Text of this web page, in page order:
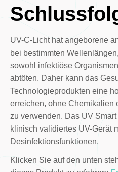
UV-C-Licht hat angeborene
bei bestimmten
sowohl infektiöse
abtöten. Daher kann das
Technologieprodukten eine
erreichen, ohne Chemikalien
zu verwenden. Das UV
klinisch validiertes UV-Gerät
Desinfektionsfunktionen.
Klicken Sie auf den unten